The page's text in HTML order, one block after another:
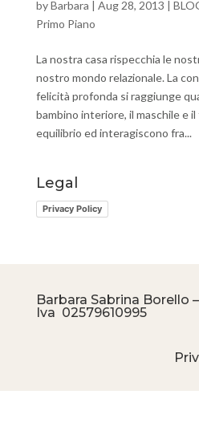
byBarbara | Aug 28, 2013 |
Primo Piano
La nostra casa rispecchia le
nostro mondo relazionale. La
felicità profonda si raggiunge
bambino interiore, il maschile e
equilibrio ed interagiscono fra...
Legal
Privacy Policy
Barbara Sabrina Borello
Iva 02579610995